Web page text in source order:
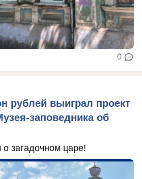
0
рублей выиграл проект
заповедника об
загадочном царе!